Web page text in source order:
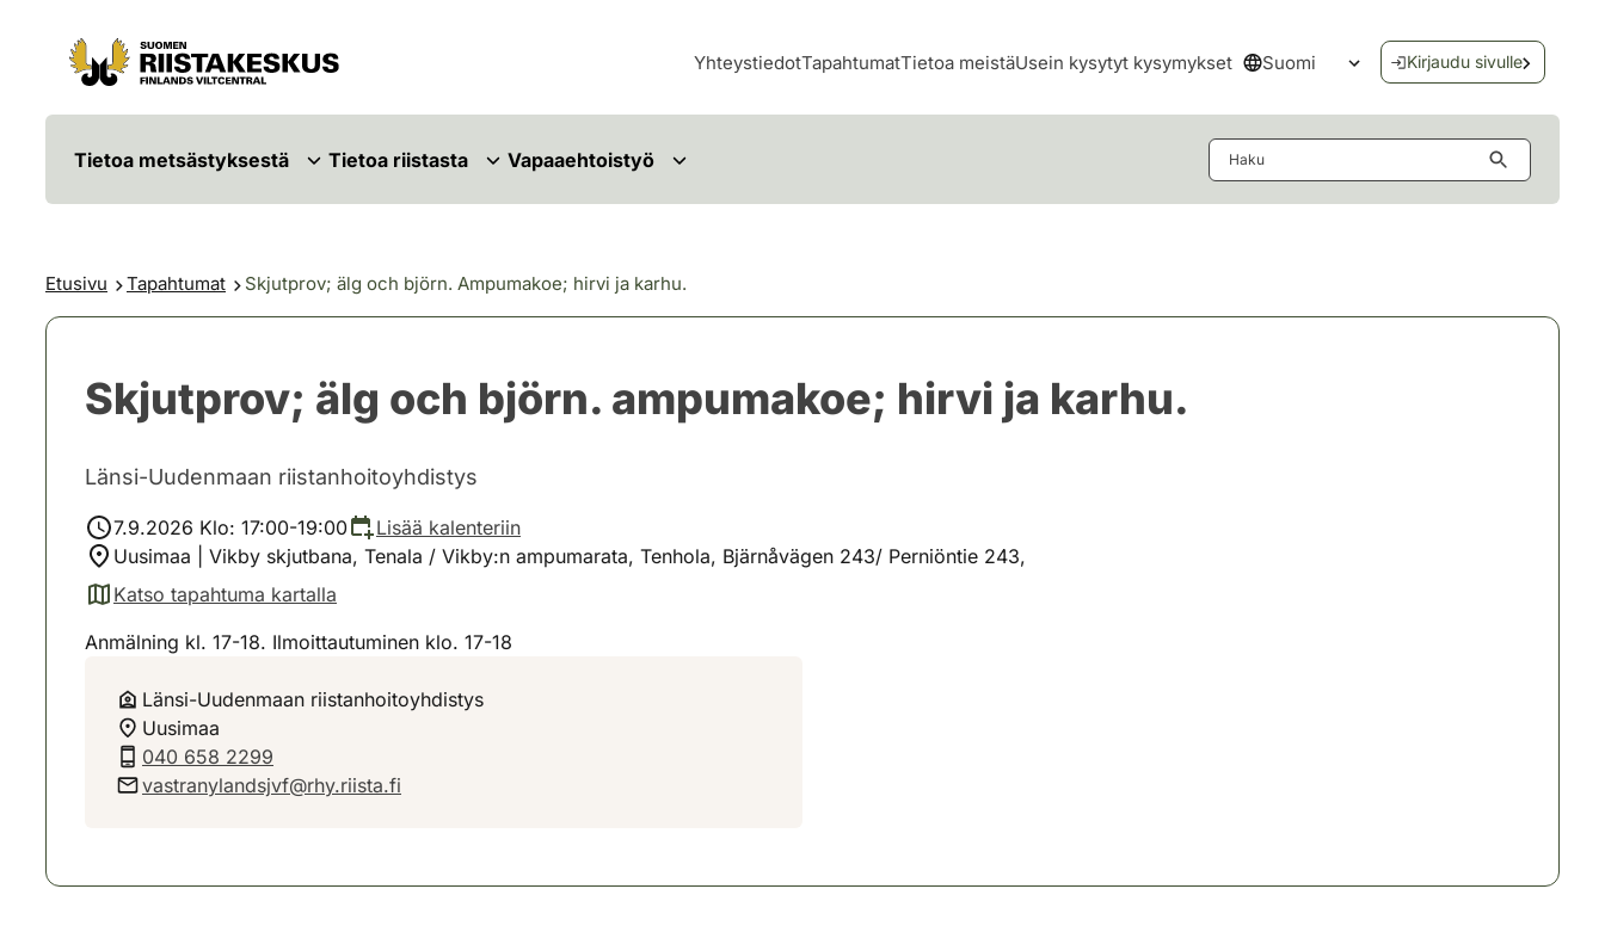
Siirry sisältöön
Siirry sivustokarttaan
YhteystiedotTapahtumatTietoa meistäUsein kysytyt kysymykset Suomi
Avaa kielivalikko
Kirjaudu sivulle
Tietoa metsästyksestä Tietoa riistasta Vapaaehtoistyö
Etusivu Tapahtumat Skjutprov; älg och björn. Ampumakoe; hirvi ja karhu.
Skjutprov; älg och björn. ampumakoe; hirvi ja karhu.
Länsi-Uudenmaan riistanhoitoyhdistys
7.9.2026 Klo: 17:00-19:00
Lisää kalenteriin
Uusimaa | Vikby skjutbana, Tenala / Vikby:n ampumarata, Tenhola, Bjärnåvägen 243/ Perniöntie 243,
Katso tapahtuma kartalla
(avautuu uuteen välilehteen)
Anmälning kl. 17-18. Ilmoittautuminen klo. 17-18
Länsi-Uudenmaan riistanhoitoyhdistys
Uusimaa
040 658 2299
vastranylandsjvf@rhy.riista.fi